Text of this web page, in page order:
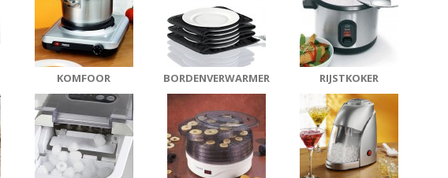
KOMFOOR BORDENVERWARMER RIJSTKOKER